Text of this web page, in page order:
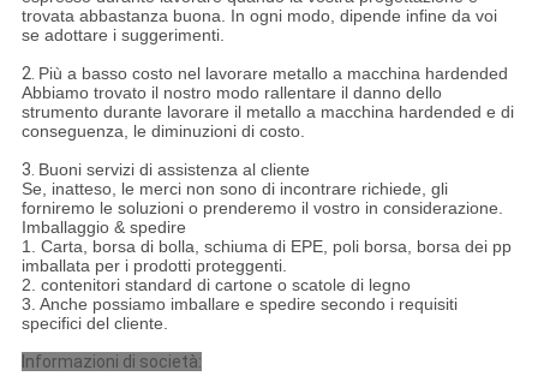
trovata abbastanza buona. In ogni modo, dipende infine da voi
se adottare i suggerimenti.
2. Più a basso costo nel lavorare metallo a macchina hardended
Abbiamo trovato il nostro modo rallentare il danno dello
strumento durante lavorare il metallo a macchina hardended e di
conseguenza, le diminuzioni di costo.
3. Buoni servizi di assistenza al cliente
Se, inatteso, le merci non sono di incontrare richiede, gli
forniremo le soluzioni o prenderemo il vostro in considerazione.
Imballaggio & spedire
1. Carta, borsa di bolla, schiuma di EPE, poli borsa, borsa dei pp
imballata per i prodotti proteggenti.
2. contenitori standard di cartone o scatole di legno
3. Anche possiamo imballare e spedire secondo i requisiti
specifici del cliente.
Informazioni di società: